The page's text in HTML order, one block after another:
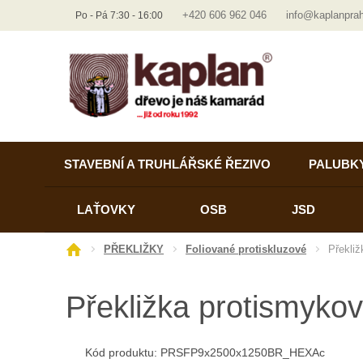
Po - Pá 7:30 - 16:00 +420 606 962 046
STAVEBNÍ A TRUHLÁŘSKÉ ŘEZIVO
LAŤOVKY OSB JSD
d
n
s
PŘEKLIŽKY Foliované protiskluzové
Překližka
Kód produktu: PRSFP9x2500x1250BR_HEXAc